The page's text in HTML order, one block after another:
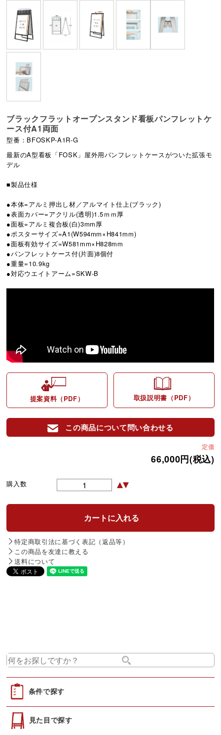
ブラックフラットオープンスタンド看板パンフレットケ
ース付A1両面
型番：BFOSKP-A1R-G
最新のA型看板「FOSK」屋外用パンフレットケースがついた拡張モ
デル
■製品仕様
●本体=アルミ押出し材／アルマイト仕上(ブラック)
●表面カバー=アクリル(透明)1.5ｍｍ厚
●面板=アルミ複合板(白)3mm厚
●ポスターサイズ=A1(W594mm×H841mm)
●面板有効サイズ=W581mm×H828mm
●パンフレットケース付(片面)8個付
●重量=10.9kg
●対応ウエイトアーム=SKW-B
提案資料（PDF） 取扱説明書（PDF）
この商品について問い合わせる
定価
66,000円(税込)
購入数
特定商取引法に基づく表記（返品等）
この商品を友達に教える
送料について
条件で探す
見た目で探す